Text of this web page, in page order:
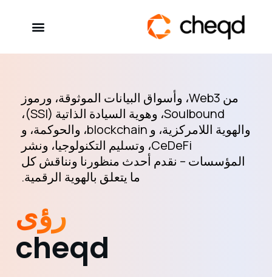
Developers
eBooks & Reports
SSI Explained
من Web3، وأسواق البيانات الموثوقة، ورموز
Soulbound، وهوية السيادة الذاتية (SSI)،
والهوية اللامركزية، و blockchain، والحوكمة، و
CeDeFi، وتسليم التكنولوجيا، ونشر
المؤسسات – نقدم أحدث منظورنا ونناقش كل
ما يتعلق بالهوية الرقمية.
رؤى
cheqd